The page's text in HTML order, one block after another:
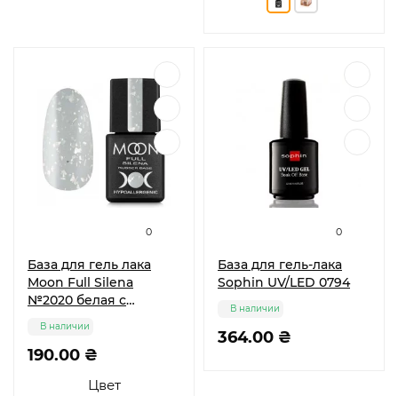
0
База для гель лака
Moon Full Silena
№2020 белая с
Цвет
190.00 ₴
В наличии
0
База для гель-лака
Sophin UV/LED 0794
364.00 ₴
В наличии